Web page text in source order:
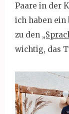
Paare in der
ich haben ein
zu den
wichtig, das